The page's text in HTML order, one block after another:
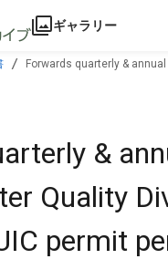
ギャラリー
Forwards quarterly &
&
Quality
permit